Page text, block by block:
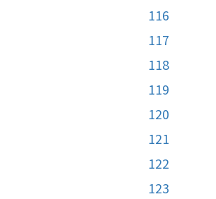
116
117
118
119
120
121
122
123